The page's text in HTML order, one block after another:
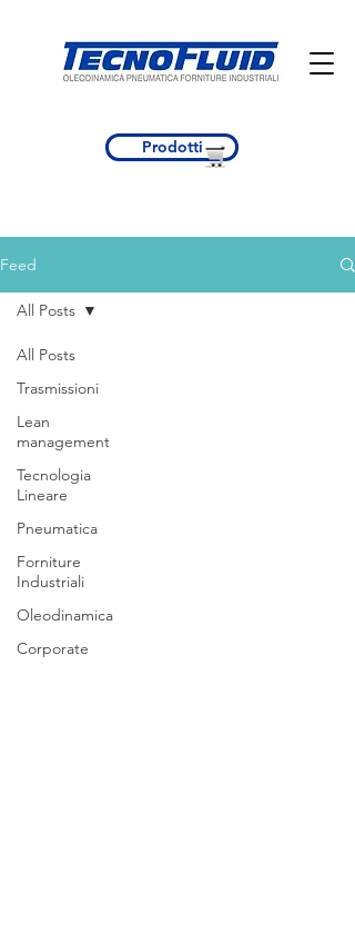
Prodotti
Feed
All Posts
Trasmissioni
Lean
management
Tecnologia
Lineare
Pneumatica
Forniture
Industriali
Oleodinamica
Corporate
All Posts